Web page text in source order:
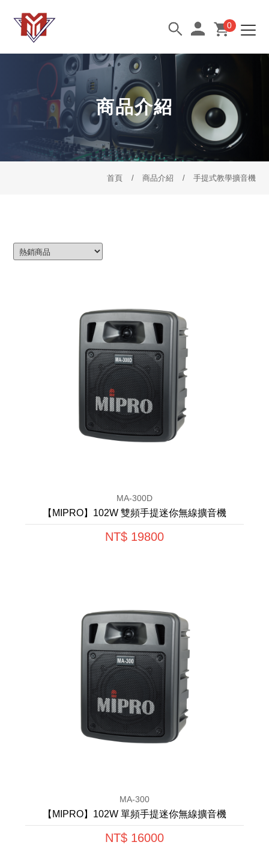
0
商品介紹
首頁 商品介紹 手提式教學擴音機
MA-300D
【MIPRO】102W 雙頻手提迷你無線擴音機
NT$ 19800
MA-300
【MIPRO】102W 單頻手提迷你無線擴音機
NT$ 16000